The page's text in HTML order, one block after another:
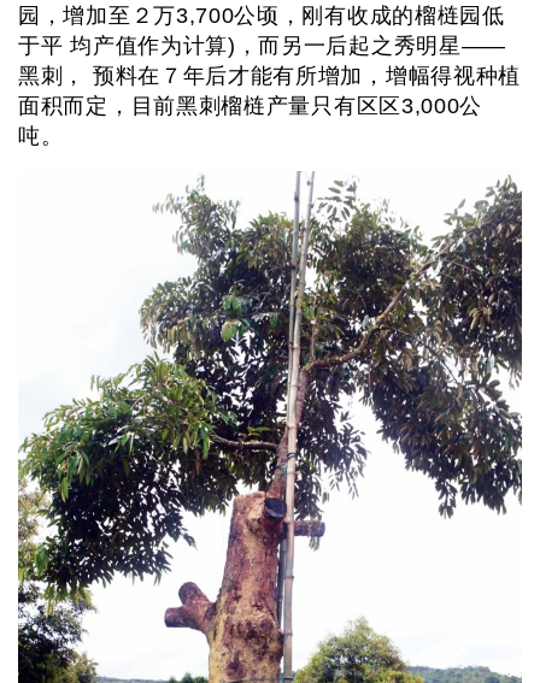
园，增加至２万3,700公顷，刚有收成的榴梿园低
于平 均产值作为计算)，而另一后起之秀明星——
黑刺， 预料在７年后才能有所增加，增幅得视种植
面积而定，目前黑刺榴梿产量只有区区3,000公
吨。